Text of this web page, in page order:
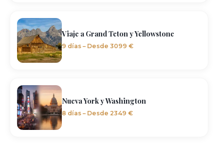
Viaje a Grand Teton y Yellowstone
9 días – Desde 3099 €
Nueva York y Washington
8 días – Desde 2349 €